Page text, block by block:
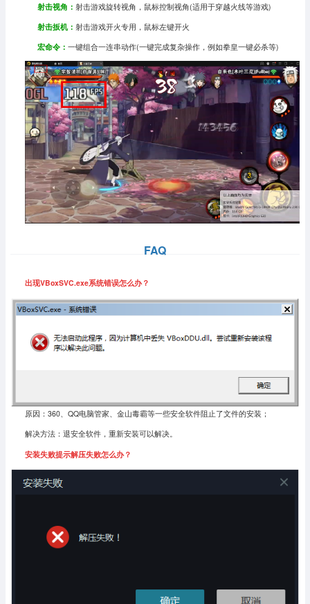
射击视角： 射击游戏旋转视角，鼠标控制视角(适用于穿越火线等游戏)
射击扳机： 射击游戏开火专用，鼠标左键开火
宏命令： 一键组合一连串动作(一键完成复杂操作，例如拳皇一键必杀等)
FAQ
出现VBoxSVC.exe系统错误怎么办？
原因：360、QQ电脑管家、金山毒霸等一些安全软件阻止了文件的安装；
解决方法：退安全软件，重新安装可以解决。
安装失败提示解压失败怎么办？